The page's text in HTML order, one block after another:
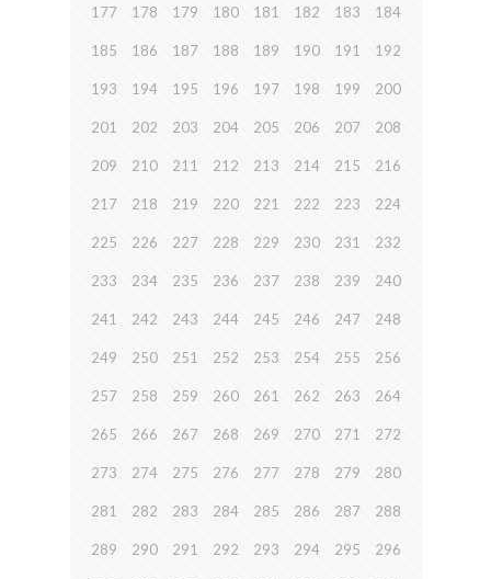
177 178 179 180 181 182 183 184
185 186 187 188 189 190 191 192
193 194 195 196 197 198 199 200
201 202 203 204 205 206 207 208
209 210 211 212 213 214 215 216
217 218 219 220 221 222 223 224
225 226 227 228 229 230 231 232
233 234 235 236 237 238 239 240
241 242 243 244 245 246 247 248
249 250 251 252 253 254 255 256
257 258 259 260 261 262 263 264
265 266 267 268 269 270 271 272
273 274 275 276 277 278 279 280
281 282 283 284 285 286 287 288
289 290 291 292 293 294 295 296